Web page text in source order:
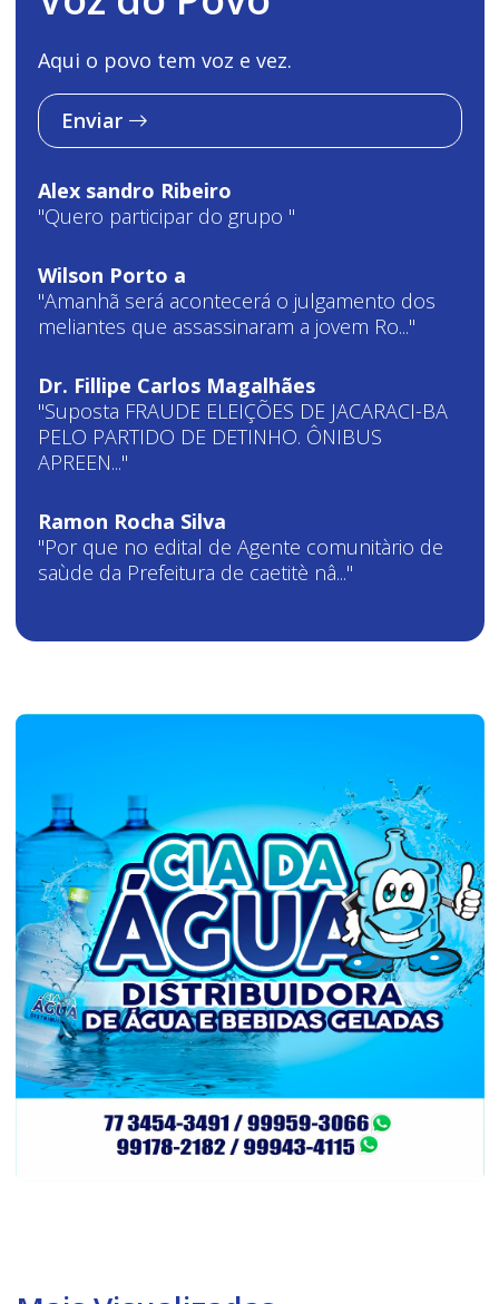
Aqui o povo tem voz e vez.
Enviar
Alex sandro Ribeiro
"Quero participar do grupo "
Wilson Porto a
"Amanhã será acontecerá o julgamento dos
meliantes que assassinaram a jovem Ro..."
Dr. Fillipe Carlos Magalhães
"Suposta FRAUDE ELEIÇÕES DE JACARACI-BA
PELO PARTIDO DE DETINHO. ÔNIBUS
APREEN..."
Ramon Rocha Silva
"Por que no edital de Agente comunitàrio de
saùde da Prefeitura de caetitè nâ..."